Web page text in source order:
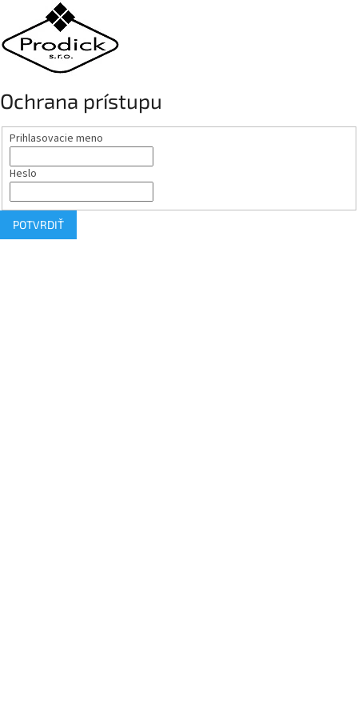
Ochrana prístupu
Prihlasovacie meno
Heslo
POTVRDIŤ